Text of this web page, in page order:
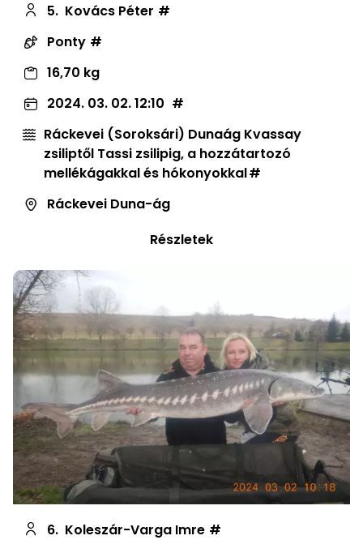
5. Kovács Péter
Ponty
16,70 kg
2024. 03. 02. 12:10
Ráckevei (Soroksári) Dunaág Kvassay
zsiliptől Tassi zsilipig, a hozzátartozó
mellékágakkal és hókonyokkal
Ráckevei Duna-ág
Részletek
6. Koleszár-Varga Imre